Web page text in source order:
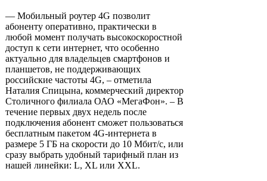
— Мобильный роутер 4G позволит
абоненту оперативно, практически в
любой момент получать высокоскоростной
доступ к сети интернет, что особенно
актуально для владельцев смартфонов и
планшетов, не поддерживающих
российские частоты 4G, – отметила
Наталия Спицына, коммерческий директор
Столичного филиала ОАО «МегаФон». – В
течение первых двух недель после
подключения абонент сможет пользоваться
бесплатным пакетом 4G-интернета в
размере 5 ГБ на скорости до 10 Мбит/с, или
сразу выбрать удобный тарифный план из
нашей линейки: L, XL или XXL.